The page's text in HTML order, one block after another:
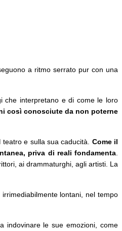
a ritmo serrato pur con una
che interpretano e di come le loro
così conosciute da non poterne
e sulla sua caducità. Come il
priva di reali fondamenta
ai drammaturghi, agli artisti. La
lontani, nel tempo
indovinare le sue emozioni, come